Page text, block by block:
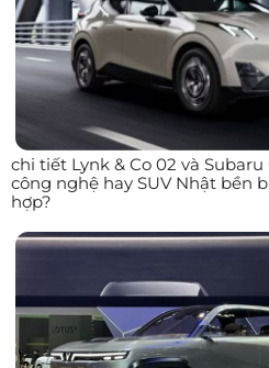
chi tiết Lynk & Co 02 và Subaru
công nghệ hay SUV Nhật bền
hợp?